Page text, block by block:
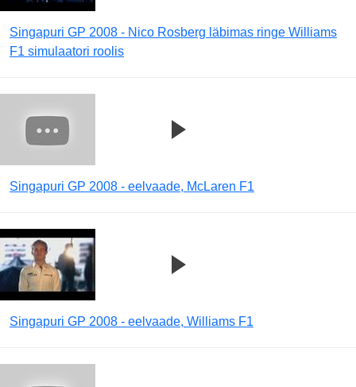
Singapuri GP 2008 - Nico Rosberg läbimas ringe Williams
F1 simulaatori roolis
Singapuri GP 2008 - eelvaade, McLaren F1
Singapuri GP 2008 - eelvaade, Williams F1